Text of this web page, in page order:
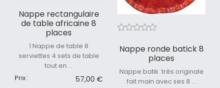
Nappe rectangulaire
de table africaine 8
places
1 Nappe de table 8
serviettes 4 sets de table
tout en ...
Prix :
57,00 €
Nappe ronde batick 8
places
Nappe batik très originale
fait main avec ses 8 ...